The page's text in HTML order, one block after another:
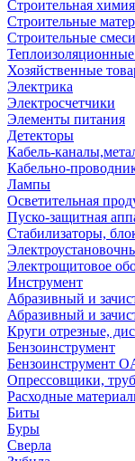
Строительная
Строительные
Строительные смеси
Хозяйственные
Электрика
Электросчетчики
Элементы питания
Детекторы
Кабель-
Кабельно-
Лампы
Осветительная
Пуско-защитная
Стабилизаторы,
Электрощитовое
Инструмент
Абразивный и
Абразивный и
Круги отрезные,
Бензоинструмент
Бензоинструмент
Опрессовщики,
Расходные
Биты
Буры
Сверла